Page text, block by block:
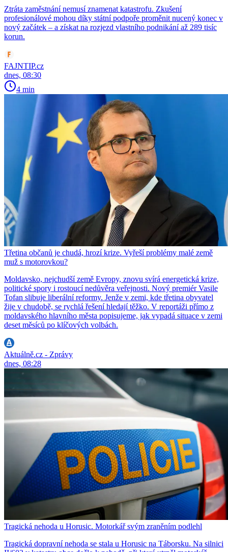
Ztráta zaměstnání nemusí znamenat katastrofu. Zkušení
profesionálové mohou díky státní podpoře proměnit nucený konec v
nový začátek – a získat na rozjezd vlastního podnikání až 289 tisíc
korun.
FAJNTIP.cz
dnes, 08:30
4 min
Třetina občanů je chudá, hrozí krize. Vyřeší problémy malé země
muž s motorovkou?
Moldavsko, nejchudší země Evropy, znovu svírá energetická krize,
politické spory i rostoucí nedůvěra veřejnosti. Nový premiér Vasile
Tofan slibuje liberální reformy. Jenže v zemi, kde třetina obyvatel
žije v chudobě, se rychlá řešení hledají těžko. V reportáži přímo z
moldavského hlavního města popisujeme, jak vypadá situace v zemi
deset měsíců po klíčových volbách.
Aktuálně.cz - Zprávy
dnes, 08:28
Tragická nehoda u Horusic. Motorkář svým zraněním podlehl
Tragická dopravní nehoda se stala u Horusic na Táborsku. Na silnici